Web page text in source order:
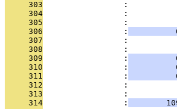
     303
:
     304
:
     305
:
     306
                 :
     307
:
     308
:
     309
                 :
     310
                 :
     311
                 :
     312
:
     313
:
     314
                 :